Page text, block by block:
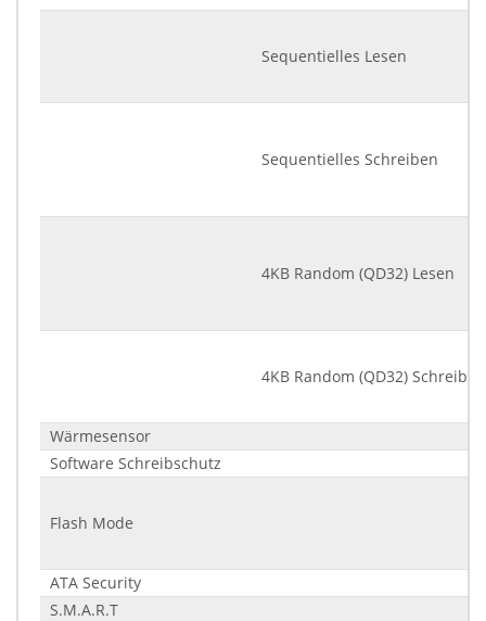
Sequentielles Lesen
Sequentielles Schreiben
4KB Random (QD32) Lesen
4KB Random (QD32) Schreiben
Wärmesensor
Software Schreibschutz
Flash Mode
ATA Security
S.M.A.R.T